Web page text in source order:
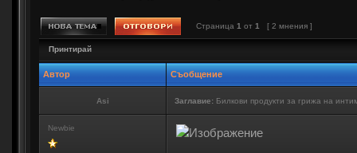
Страница 1 от 1 [ 2 мнения ]
Принтирай
Автор Съобщение
Asi Заглавие: Билкови продукти за грижа на
Newbie